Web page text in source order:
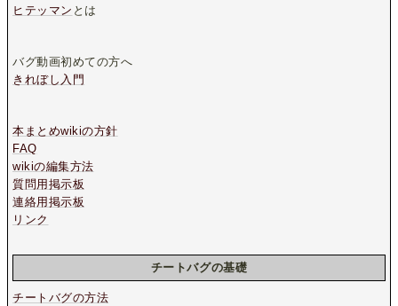
ヒテッマン とは
バグ動画初めての方へ
きれぼし入門
本まとめwikiの方針
FAQ
wikiの編集方法
質問用掲示板
連絡用掲示板
リンク
チートバグの基礎
チートバグの方法